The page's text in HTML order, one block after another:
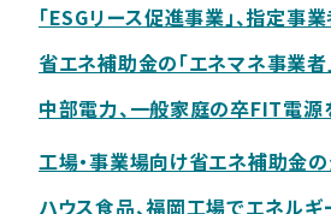
「ESGリース促進事業」、指定
省エネ補助金の「エネマネ事業者
中部電力、一般家庭の卒FIT電源
工場・事業場向け省エネ補助金
ハウス食品、福岡工場でエネル